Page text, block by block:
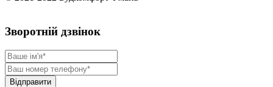
Зворотній дзвінок